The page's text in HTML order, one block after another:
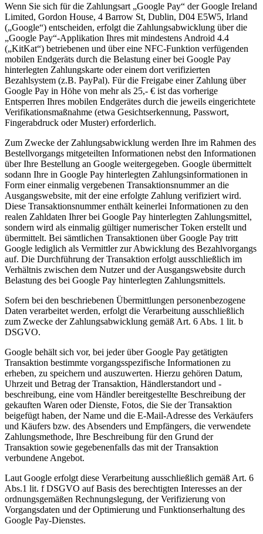
Wenn Sie sich für die Zahlungsart „Google Pay“ der Google Ireland
Limited, Gordon House, 4 Barrow St, Dublin, D04 E5W5, Irland
(„Google“) entscheiden, erfolgt die Zahlungsabwicklung über die
„Google Pay“-Applikation Ihres mit mindestens Android 4.4
(„KitKat“) betriebenen und über eine NFC-Funktion verfügenden
mobilen Endgeräts durch die Belastung einer bei Google Pay
hinterlegten Zahlungskarte oder einem dort verifizierten
Bezahlsystem (z.B. PayPal). Für die Freigabe einer Zahlung über
Google Pay in Höhe von mehr als 25,- € ist das vorherige
Entsperren Ihres mobilen Endgerätes durch die jeweils eingerichtete
Verifikationsmaßnahme (etwa Gesichtserkennung, Passwort,
Fingerabdruck oder Muster) erforderlich.
Zum Zwecke der Zahlungsabwicklung werden Ihre im Rahmen des
Bestellvorgangs mitgeteilten Informationen nebst den Informationen
über Ihre Bestellung an Google weitergegeben. Google übermittelt
sodann Ihre in Google Pay hinterlegten Zahlungsinformationen in
Form einer einmalig vergebenen Transaktionsnummer an die
Ausgangswebsite, mit der eine erfolgte Zahlung verifiziert wird.
Diese Transaktionsnummer enthält keinerlei Informationen zu den
realen Zahldaten Ihrer bei Google Pay hinterlegten Zahlungsmittel,
sondern wird als einmalig gültiger numerischer Token erstellt und
übermittelt. Bei sämtlichen Transaktionen über Google Pay tritt
Google lediglich als Vermittler zur Abwicklung des Bezahlvorgangs
auf. Die Durchführung der Transaktion erfolgt ausschließlich im
Verhältnis zwischen dem Nutzer und der Ausgangswebsite durch
Belastung des bei Google Pay hinterlegten Zahlungsmittels.
Sofern bei den beschriebenen Übermittlungen personenbezogene
Daten verarbeitet werden, erfolgt die Verarbeitung ausschließlich
zum Zwecke der Zahlungsabwicklung gemäß Art. 6 Abs. 1 lit. b
DSGVO.
Google behält sich vor, bei jeder über Google Pay getätigten
Transaktion bestimmte vorgangsspezifische Informationen zu
erheben, zu speichern und auszuwerten. Hierzu gehören Datum,
Uhrzeit und Betrag der Transaktion, Händlerstandort und -
beschreibung, eine vom Händler bereitgestellte Beschreibung der
gekauften Waren oder Dienste, Fotos, die Sie der Transaktion
beigefügt haben, der Name und die E-Mail-Adresse des Verkäufers
und Käufers bzw. des Absenders und Empfängers, die verwendete
Zahlungsmethode, Ihre Beschreibung für den Grund der
Transaktion sowie gegebenenfalls das mit der Transaktion
verbundene Angebot.
Laut Google erfolgt diese Verarbeitung ausschließlich gemäß Art. 6
Abs.1 lit. f DSGVO auf Basis des berechtigten Interesses an der
ordnungsgemäßen Rechnungslegung, der Verifizierung von
Vorgangsdaten und der Optimierung und Funktionserhaltung des
Google Pay-Dienstes.